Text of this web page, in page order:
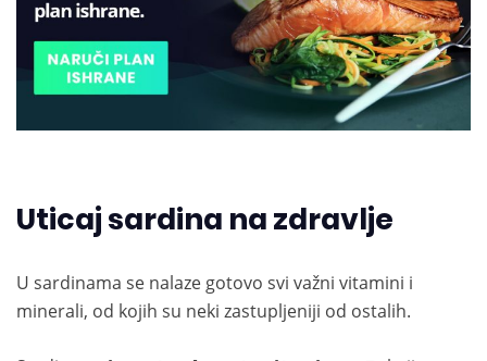
Uticaj sardina na zdravlje
U sardinama se nalaze gotovo svi važni vitamini i
minerali, od kojih su neki zastupljeniji od ostalih.